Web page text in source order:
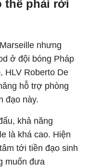
thể phải rời
nhưng
ở đội bóng Pháp
HLV Roberto De
hỗ trợ phòng
đạo này.
khả năng
là khá cao. Hiện
tới tiền đạo sinh
muốn đưa